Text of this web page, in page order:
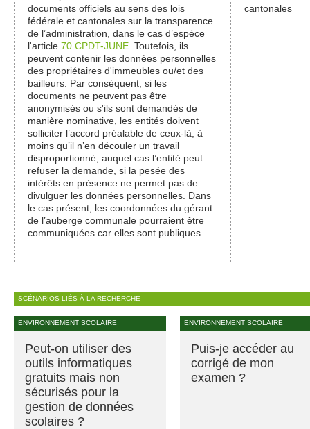
documents officiels au sens des lois
fédérale et cantonales sur la transparence
de l’administration, dans le cas d’espèce
l'article 70 CPDT-JUNE . Toutefois, ils
peuvent contenir les données personnelles
des propriétaires d'immeubles ou/et des
bailleurs. Par conséquent, si les
documents ne peuvent pas être
anonymisés ou s'ils sont demandés de
manière nominative, les entités doivent
solliciter l’accord préalable de ceux-là, à
moins qu’il n’en découler un travail
disproportionné, auquel cas l’entité peut
refuser la demande, si la pesée des
intérêts en présence ne permet pas de
divulguer les données personnelles. Dans
le cas présent, les coordonnées du gérant
de l’auberge communale pourraient être
communiquées car elles sont publiques.
cantonales
SCÉNARIOS LIÉS À LA RECHERCHE
ENVIRONNEMENT SCOLAIRE
Peut-on utiliser des
outils informatiques
gratuits mais non
sécurisés pour la
gestion de données
scolaires ?
ENVIRONNEMENT SCOLAIRE
Puis-je accéder au
corrigé de mon
examen ?